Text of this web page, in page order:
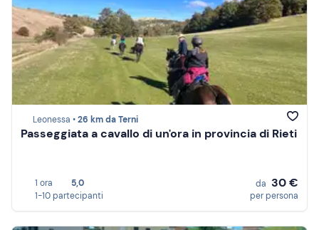
Leonessa •26 km da Terni
Passeggiata a cavallo di un'ora in provincia di Rieti
1 ora
5,0
1-10 partecipanti
da 30 €
per persona